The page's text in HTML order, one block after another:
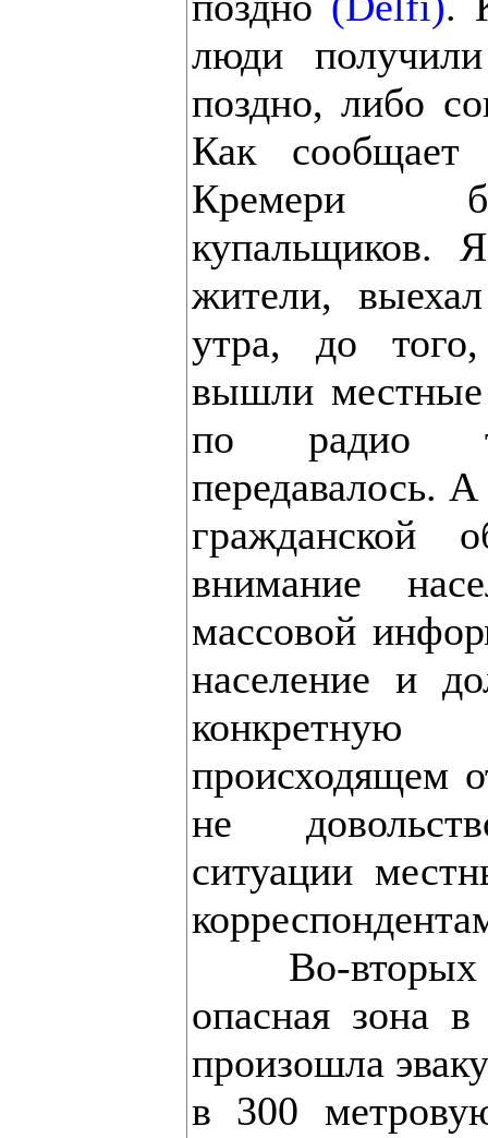
люди
поздно, либо
Как
Кремери
купальщиков.
жители,
утра, до
вышли местные
по радио
передавалось.
гражданской
внимание
массовой
население и
происходящем
не
ситуации
Во-вторых
опасная зона
произошла
в 300